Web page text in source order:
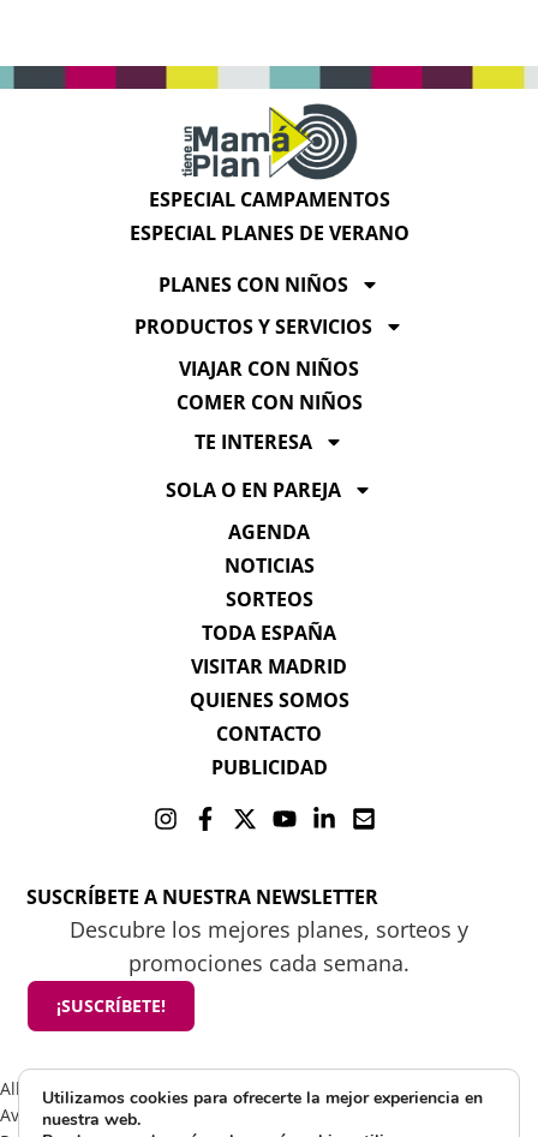
ESPECIAL CAMPAMENTOS
ESPECIAL PLANES DE VERANO
PLANES CON NIÑOS
PRODUCTOS Y SERVICIOS
VIAJAR CON NIÑOS
COMER CON NIÑOS
TE INTERESA
SOLA O EN PAREJA
AGENDA
NOTICIAS
SORTEOS
TODA ESPAÑA
VISITAR MADRID
QUIENES SOMOS
CONTACTO
PUBLICIDAD
SUSCRÍBETE A NUESTRA NEWSLETTER
Descubre los mejores planes, sorteos y
promociones cada semana.
¡SUSCRÍBETE!
All rights reserved 2025 ©Mamá tiene un plan
Aviso Legal
Utilizamos cookies para ofrecerte la mejor experiencia en
nuestra web.